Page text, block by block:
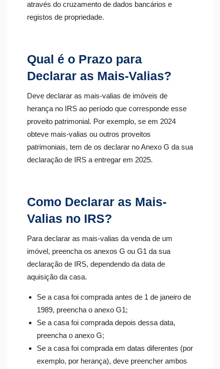
através do cruzamento de dados bancários e
registos de propriedade.
Qual é o Prazo para
Declarar as Mais-Valias?
Deve declarar as mais-valias de imóveis de
herança​ no IRS ao período que corresponde esse
proveito patrimonial. Por exemplo, se em 2024
obteve mais-valias ou outros proveitos
patrimoniais, tem de os declarar no Anexo G da sua
declaração de IRS a entregar em 2025.
Como Declarar as Mais-
Valias no IRS?
Para declarar as mais-valias da venda de um
imóvel, preencha os anexos G ou G1 da sua
declaração de IRS, dependendo da data de
aquisição da casa.
Se a casa foi comprada antes de 1 de janeiro de
1989, preencha o anexo G1;
Se a casa foi comprada depois dessa data,
preencha o anexo G;
Se a casa foi comprada em datas diferentes (por
exemplo, por herança), deve preencher ambos